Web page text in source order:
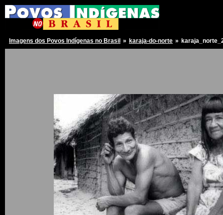
Imagens dos Povos Indígenas no Brasil » karaja-do-norte »